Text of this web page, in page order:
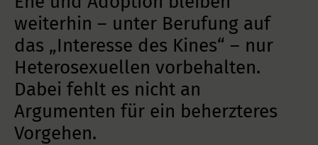
weiterhin – unter Berufung auf
das „Interesse des Kines“ – nur
Heterosexuellen vorbehalten.
Dabei fehlt es nicht an
Argumenten für ein beherzteres
Vorgehen.